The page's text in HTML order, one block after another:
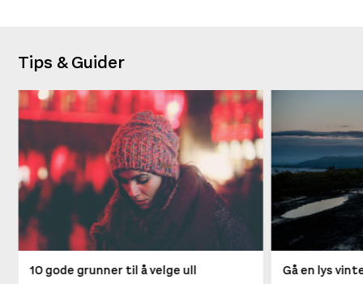
Tips & Guider
10 gode grunner til å velge ull Gå en lys